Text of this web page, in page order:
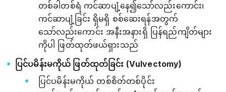
တစ်ခါတစ်ရံ ကင်ဆာပျံ့နေ၍သော်လည်းကောင်း၊
ကင်ဆာပျံ့ခြင်း ရှိမရှိ စစ်ဆေးရန်အတွက်
သော်လည်းကောင်း အနီးအနားရှိ ပြန်ရည်ကျိတ်များ
ကိုပါ ဖြတ်ထုတ်ဖယ်ရှားသည်
ပြင်ပမိန်းမကိုယ် ဖြတ်ထုတ်ခြင်း (Vulvectomy)
ပြင်ပမိန်းမကိုယ် တစ်စိတ်တစ်ပိုင်း